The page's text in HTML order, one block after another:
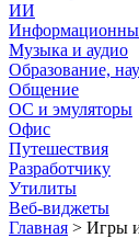
ИИ
Музыка и аудио
Образование,
Общение
ОС и эмуляторы
Офис
Путешествия
Разработчику
Утилиты
Веб-виджеты
Главная > Игры